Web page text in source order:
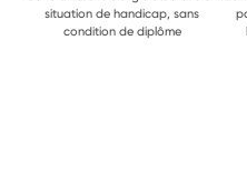
situation de handicap, sans
condition de diplôme